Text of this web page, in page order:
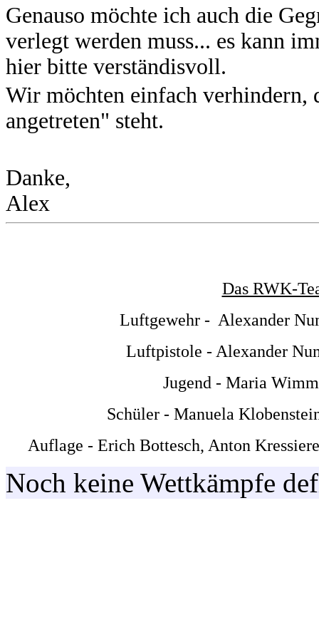
Genauso möchte ich auch die
verlegt werden muss... es kann
hier bitte verständisvoll.
Wir möchten einfach verhindern,
angetreten" steht.
Danke,
Alex
Das RWK-
Luftgewehr - Alexander
Luftpistole - Alexander
Jugend - Maria
Schüler - Manuela
Auflage - Erich Bottesch, Anton
Noch keine Wettkämpfe